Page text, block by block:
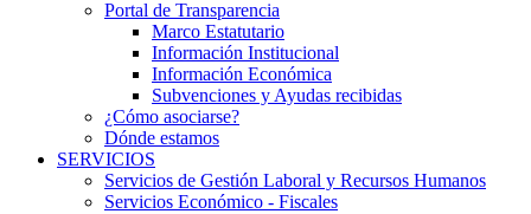
Portal de Transparencia
Marco Estatutario
Información Institucional
Información Económica
Subvenciones y Ayudas recibidas
¿Cómo asociarse?
Dónde estamos
SERVICIOS
Servicios de Gestión Laboral y Recursos Humanos
Servicios Económico - Fiscales